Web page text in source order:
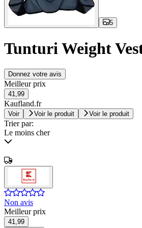
5
Tunturi Weight
Donnez votre avis
Meilleur prix
41,99
Kaufland.fr
Voir Voir le produit Voir le produit
Trier par:
Le moins cher
Non avis
Meilleur prix
41,99